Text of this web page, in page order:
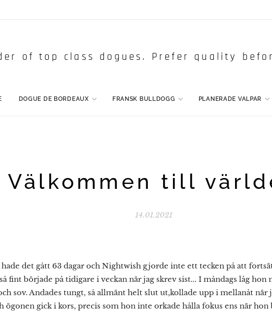
of top class dogues. Prefer quality
DOGUE DE BORDEAUX FRANSK BULLDOGG PLANERADE VALPAR
Välkommen till
14.01.2021
hade det gått 63 dagar och Nightwish gjorde inte ett tecken på att
fint började på tidigare i veckan när jag skrev sist... I måndags låg hon
sov. Andades tungt, så allmänt helt slut ut,kollade upp i mellanåt när
ögonen gick i kors, precis som hon inte orkade hålla fokus ens när hon